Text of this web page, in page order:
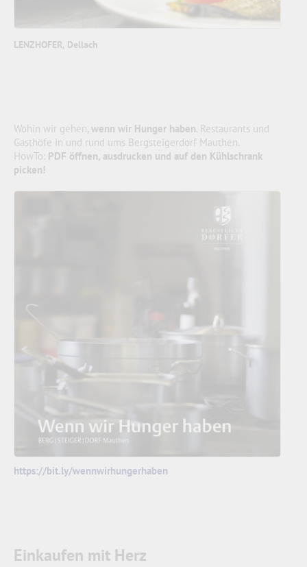
LENZHOFER, Dellach
Wohin wir gehen, wenn wir Hunger haben. Restaurants und
Gasthöfe in und rund ums Bergsteigerdorf Mauthen.
HowTo: PDF öffnen, ausdrucken und auf den Kühlschrank
picken!
https://bit.ly/wennwirhungerhaben
Einkaufen mit Herz